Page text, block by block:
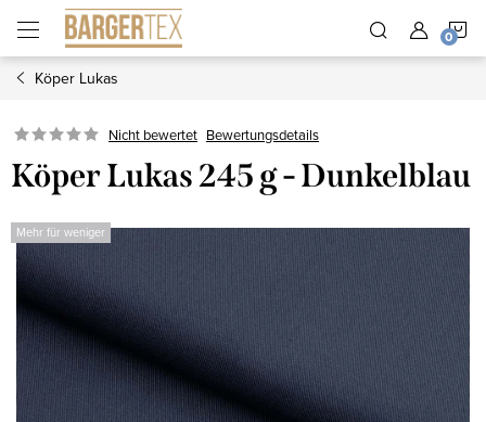
Inhalt
springen
Köper Lukas
Nicht bewertet Bewertungsdetails
Köper Lukas 245 g - Dunkelblau
Mehr für weniger